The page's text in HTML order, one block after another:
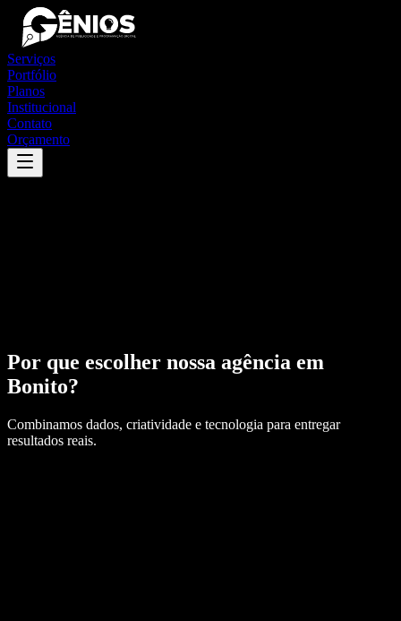
Serviços
Portfólio
Planos
Institucional
Contato
Orçamento
Por que escolher nossa agência em
Bonito?
Combinamos dados, criatividade e tecnologia para entregar
resultados reais.